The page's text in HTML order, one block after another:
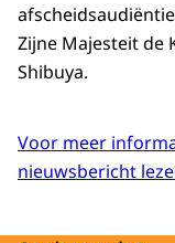
Zijne Majesteit de
Shibuya.
Voor meer
nieuwsbericht